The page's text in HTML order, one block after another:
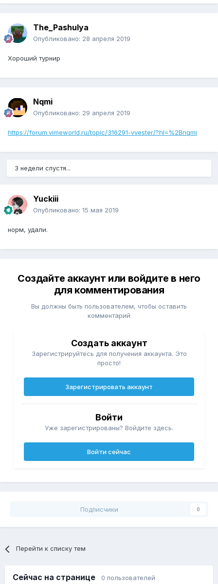
The_Pashulya
Опубликовано: 28 апреля 2019
Хороший турнир
Nqmi
Опубликовано: 29 апреля 2019
https://forum.vimeworld.ru/topic/316291-vvester/?hl=%2Bnqmi
3 недели спустя...
Yuckiii
Опубликовано: 15 мая 2019
норм, удали.
Создайте аккаунт или войдите в него
для комментирования
Вы должны быть пользователем, чтобы оставить
комментарий
Создать аккаунт
Зарегистрируйтесь для получения аккаунта. Это
просто!
Зарегистрировать аккаунт
Войти
Уже зарегистрированы? Войдите здесь.
Войти сейчас
Подписчики 0
Перейти к списку тем
Сейчас на странице 0 пользователей